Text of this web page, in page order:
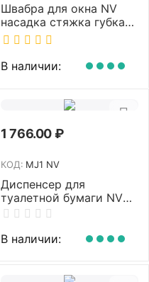
Швабра для окна NV
насадка стяжка губка
30 см телескопическая
рукоятка 70-110 см NV-
W3011
В наличии:
1 766.00₽
КОД: MJ1 NV
Диспенсер для
туалетной бумаги NV
белый MJ1 NV
В наличии: